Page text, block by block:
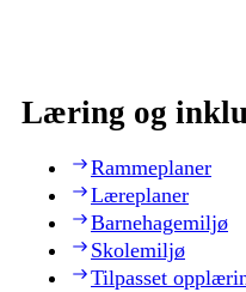
Læring og
Rammeplaner
Læreplaner
Barnehagemiljø
Skolemiljø
Tilpasset